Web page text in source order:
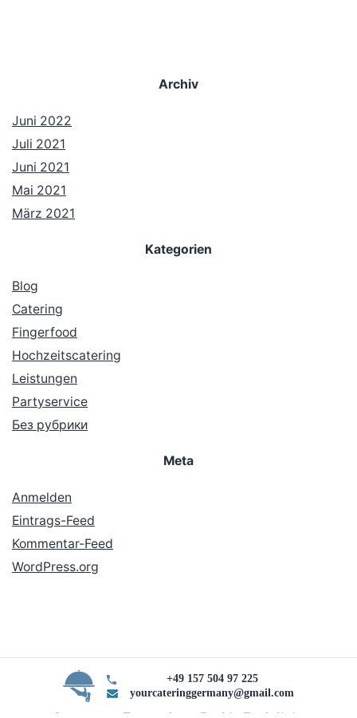
Archiv
Juni 2022
Juli 2021
Juni 2021
Mai 2021
März 2021
Kategorien
Blog
Catering
Fingerfood
Hochzeitscatering
Leistungen
Partyservice
Без рубрики
Meta
Anmelden
Eintrags-Feed
Kommentar-Feed
WordPress.org
+49 157 504 97 225
yourcateringgermany@gmail.com